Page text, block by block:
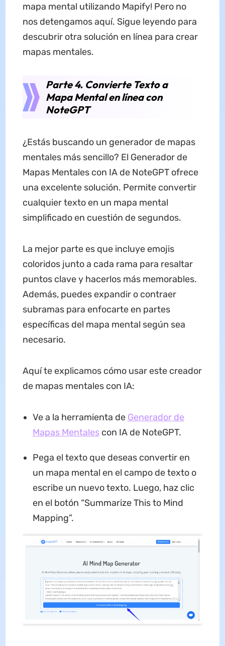
mapa mental utilizando Mapify! Pero no
nos detengamos aquí. Sigue leyendo para
descubrir otra solución en línea para crear
mapas mentales.
Parte 4. Convierte Texto a
Mapa Mental en línea con
NoteGPT
¿Estás buscando un generador de mapas
mentales más sencillo? El Generador de
Mapas Mentales con IA de NoteGPT ofrece
una excelente solución. Permite convertir
cualquier texto en un mapa mental
simplificado en cuestión de segundos.
La mejor parte es que incluye emojis
coloridos junto a cada rama para resaltar
puntos clave y hacerlos más memorables.
Además, puedes expandir o contraer
subramas para enfocarte en partes
específicas del mapa mental según sea
necesario.
Aquí te explicamos cómo usar este creador
de mapas mentales con IA:
Ve a la herramienta de Generador de
Mapas Mentalescon IA de NoteGPT.
Pega el texto que deseas convertir en
un mapa mental en el campo de texto o
escribe un nuevo texto. Luego, haz clic
en el botón “Summarize This to Mind
Mapping”.